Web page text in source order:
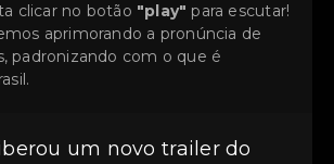
clicar no botão "play" para escutar!
aprimorando a pronúncia de
padronizando com o que é
um novo trailer do